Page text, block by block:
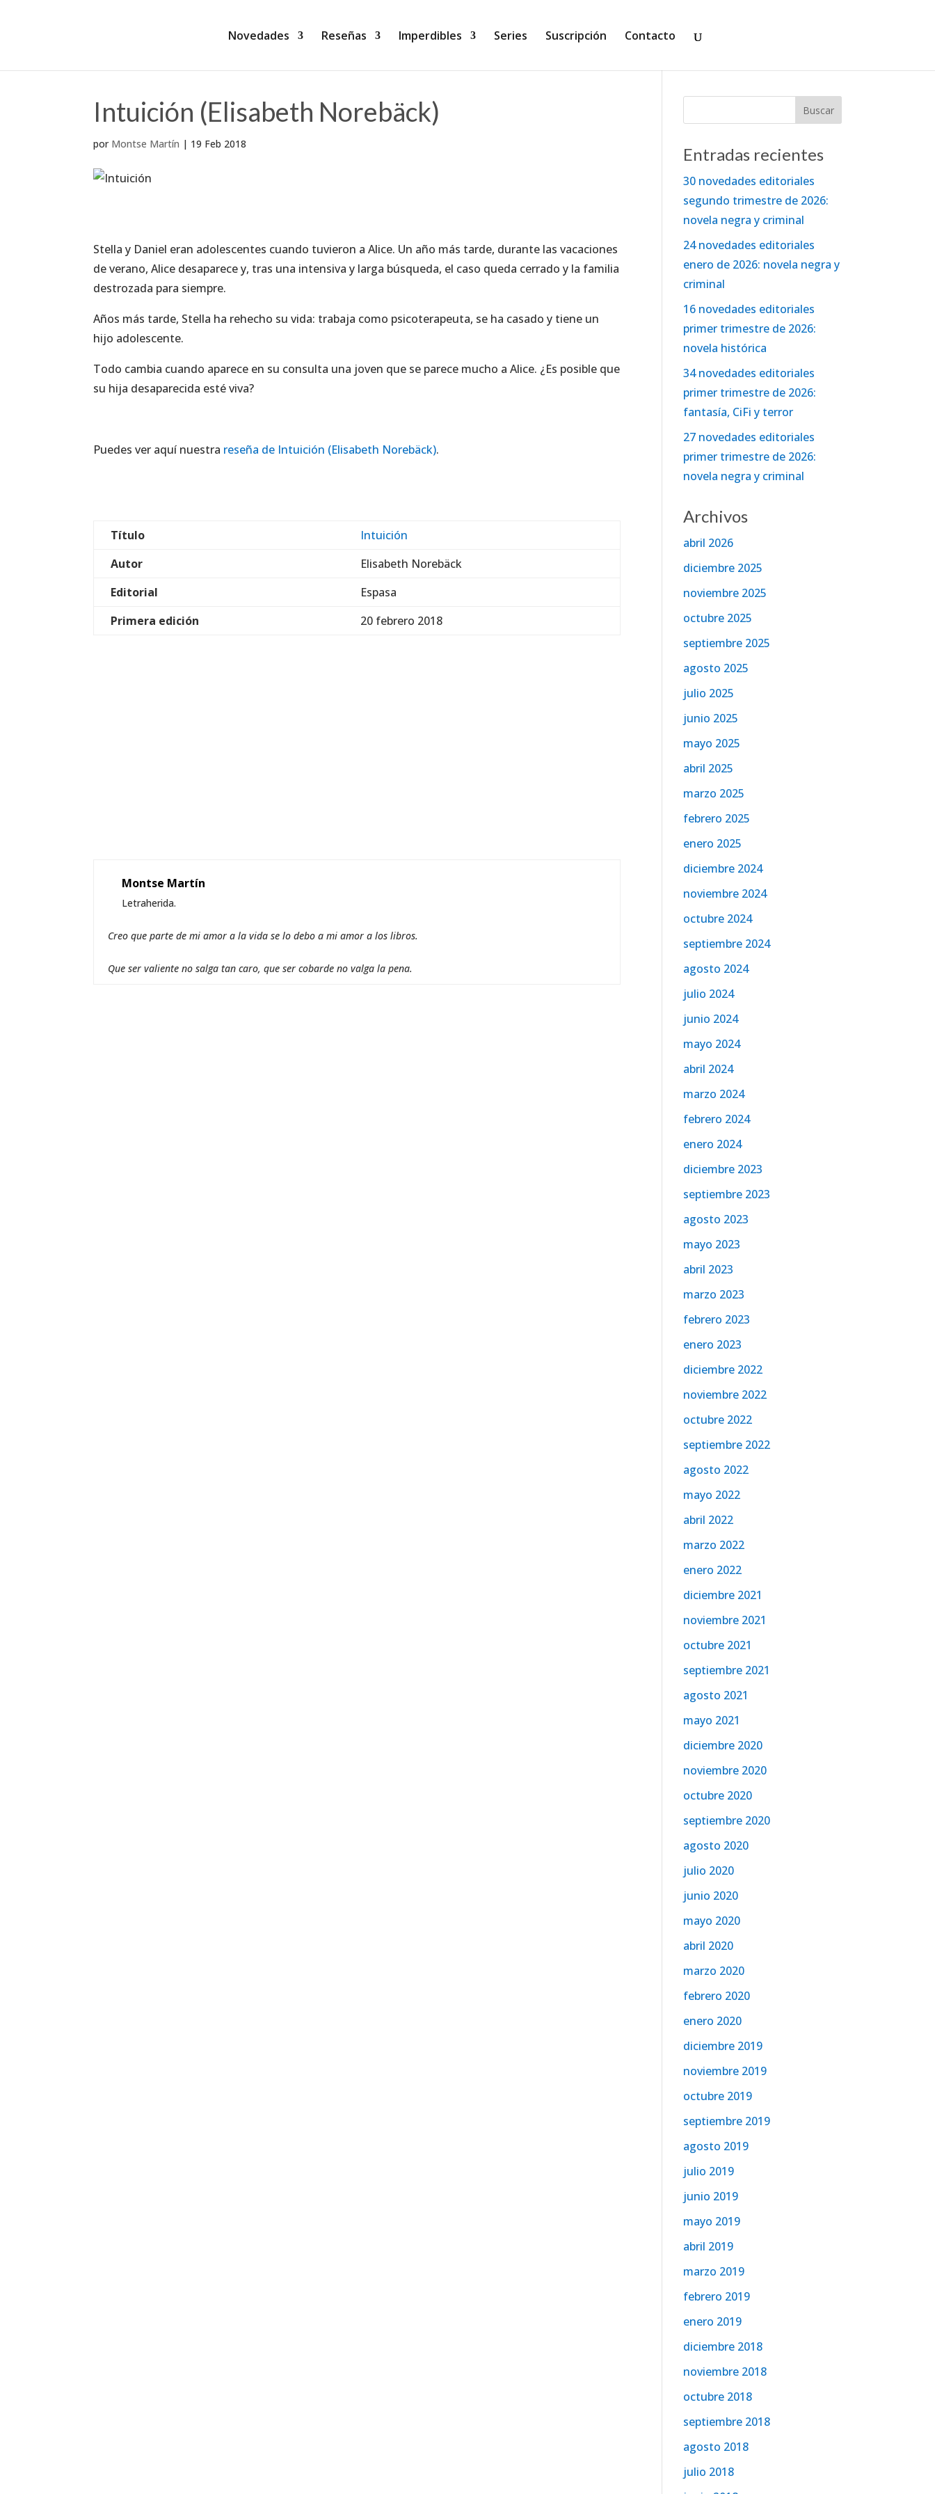
Novedades Reseñas Imperdibles Series Suscripción Contacto
Intuición (Elisabeth Norebäck)
por Montse Martín | 19 Feb 2018
Stella y Daniel eran adolescentes cuando tuvieron a Alice. Un año más tarde, durante las vacaciones
de verano, Alice desaparece y, tras una intensiva y larga búsqueda, el caso queda cerrado y la familia
destrozada para siempre.
Años más tarde, Stella ha rehecho su vida: trabaja como psicoterapeuta, se ha casado y tiene un
hijo adolescente.
Todo cambia cuando aparece en su consulta una joven que se parece mucho a Alice. ¿Es posible que
su hija desaparecida esté viva?
Puedes ver aquí nuestra reseña de Intuición (Elisabeth Norebäck).
Título
Intuición
Autor
Elisabeth Norebäck
Editorial
Espasa
Primera edición
20 febrero 2018
Montse Martín
Letraherida.
Creo que parte de mi amor a la vida se lo debo a mi amor a los libros.
Que ser valiente no salga tan caro, que ser cobarde no valga la pena.
Entradas recientes
30 novedades editoriales
segundo trimestre de 2026:
novela negra y criminal
24 novedades editoriales
enero de 2026: novela negra y
criminal
16 novedades editoriales
primer trimestre de 2026:
novela histórica
34 novedades editoriales
primer trimestre de 2026:
fantasía, CiFi y terror
27 novedades editoriales
primer trimestre de 2026:
novela negra y criminal
Archivos
abril 2026
diciembre 2025
noviembre 2025
octubre 2025
septiembre 2025
agosto 2025
julio 2025
junio 2025
mayo 2025
abril 2025
marzo 2025
febrero 2025
enero 2025
diciembre 2024
noviembre 2024
octubre 2024
septiembre 2024
agosto 2024
julio 2024
junio 2024
mayo 2024
abril 2024
marzo 2024
febrero 2024
enero 2024
diciembre 2023
septiembre 2023
agosto 2023
mayo 2023
abril 2023
marzo 2023
febrero 2023
enero 2023
diciembre 2022
noviembre 2022
octubre 2022
septiembre 2022
agosto 2022
mayo 2022
abril 2022
marzo 2022
enero 2022
diciembre 2021
noviembre 2021
octubre 2021
septiembre 2021
agosto 2021
mayo 2021
diciembre 2020
noviembre 2020
octubre 2020
septiembre 2020
agosto 2020
julio 2020
junio 2020
mayo 2020
abril 2020
marzo 2020
febrero 2020
enero 2020
diciembre 2019
noviembre 2019
octubre 2019
septiembre 2019
agosto 2019
julio 2019
junio 2019
mayo 2019
abril 2019
marzo 2019
febrero 2019
enero 2019
diciembre 2018
noviembre 2018
octubre 2018
septiembre 2018
agosto 2018
julio 2018